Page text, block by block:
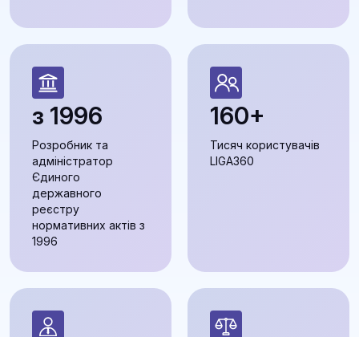
з 1996
Розробник та
адміністратор
Єдиного
державного
реєстру
нормативних актів з
1996
160+
Тисяч користувачів
LIGA360